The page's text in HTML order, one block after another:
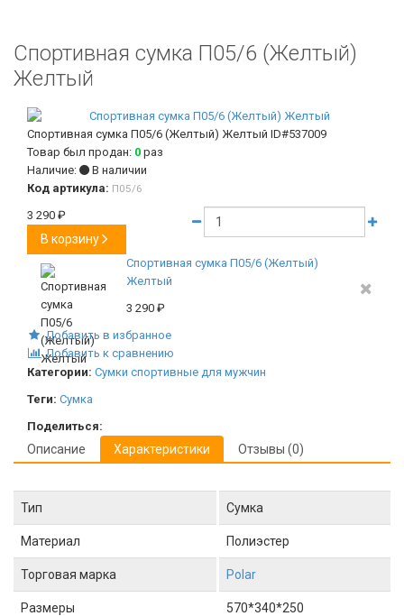
Спортивная сумка П05/6 (Желтый)
Желтый
Спортивная сумка П05/6 (Желтый) Желтый ID#537009
Товар был продан: 0 раз
Наличие:
В наличии
Код артикула: П05/6
3 290 ₽
В корзину
Спортивная сумка П05/6 (Желтый)
Желтый
3 290 ₽
Добавить в избранное
Добавить к сравнению
Категории: Сумки спортивные для мужчин
Теги: Сумка
Поделиться:
Описание Характеристики Отзывы (0)
Тип Сумка
Материал Полиэстер
Торговая марка Polar
Размеры 570*340*250